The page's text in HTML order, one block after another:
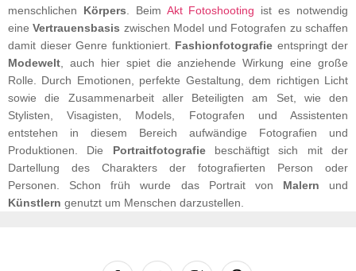
menschlichen Körpers . Beim Akt Fotoshooting ist es notwendig
eineVertrauensbasis zwischen Model und Fotografen zu schaffen
damit dieser Genre funktioniert. Fashionfotografie entspringt der
Modewelt , auch hier spiet die anziehende Wirkung eine große
Rolle. Durch Emotionen, perfekte Gestaltung, dem richtigen Licht
sowie die Zusammenarbeit aller Beteiligten am Set, wie den
Stylisten, Visagisten, Models, Fotografen und Assistenten
entstehen in diesem Bereich aufwändige Fotografien und
Produktionen. Die Portraitfotografiebeschäftigt sich mit der
Dartellung des Charakters der fotografierten Person oder
Personen. Schon früh wurde das Portrait von Malern und
Künstlern genutzt um Menschen darzustellen.